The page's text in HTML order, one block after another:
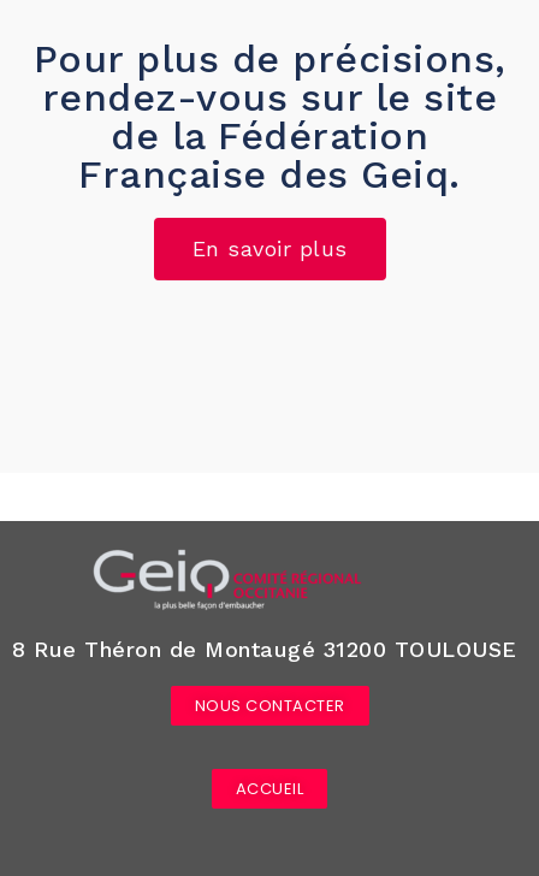
Pour plus de précisions,
rendez-vous sur le site
de la Fédération
Française des Geiq.
En savoir plus
8 Rue Théron de Montaugé 31200 TOULOUSE
NOUS CONTACTER
ACCUEIL